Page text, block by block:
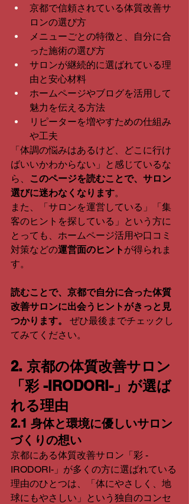
京都で信頼されている体質改善サ
ロンの選び方
メニューごとの特徴と、自分に合
った施術の選び方
サロンが継続的に選ばれている理
由と安心材料
ホームページやブログを活用して
魅力を伝える方法
リピーターを増やすための仕組み
や工夫
「体調の悩みはあるけど、どこに行け
ばいいかわからない」と感じているな
ら、
このページを読むことで、サロン
選びに迷わなくなります。
また、「サロンを運営している」「集
客のヒントを探している」という方に
とっても、ホームページ活用や口コミ
対策などの運営面のヒント が得られま
す。
読むことで、京都で自分に合った体質
改善サロンに出会うヒントがきっと見
つかります。
ぜひ最後までチェックし
てみてください。
2. 京都の体質改善サロン
「彩 -IRODORI-」が選ば
れる理由
2.1 身体と環境に優しいサロン
づくりの想い
京都にある体質改善サロン「彩 -
IRODORI-」が多くの方に選ばれている
理由のひとつは、「体にやさしく、地
球にもやさしい」という独自のコンセ